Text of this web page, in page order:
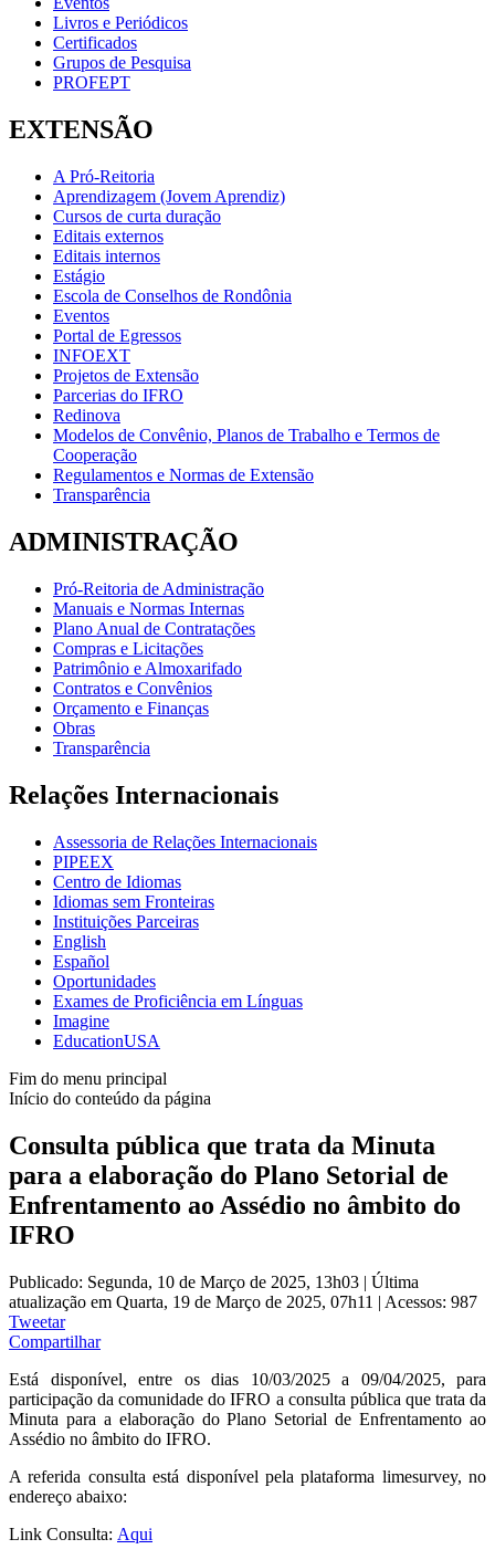
Livros e Periódicos
Certificados
Grupos de Pesquisa
PROFEPT
EXTENSÃO
A Pró-Reitoria
Aprendizagem (Jovem Aprendiz)
Cursos de curta duração
Editais externos
Editais internos
Estágio
Escola de Conselhos de Rondônia
Eventos
Portal de Egressos
INFOEXT
Projetos de Extensão
Parcerias do IFRO
Redinova
Modelos de Convênio, Planos de Trabalho e Termos de
Cooperação
Regulamentos e Normas de Extensão
Transparência
ADMINISTRAÇÃO
Pró-Reitoria de Administração
Manuais e Normas Internas
Plano Anual de Contratações
Compras e Licitações
Patrimônio e Almoxarifado
Contratos e Convênios
Orçamento e Finanças
Obras
Transparência
Relações Internacionais
Assessoria de Relações Internacionais
PIPEEX
Centro de Idiomas
Idiomas sem Fronteiras
Instituições Parceiras
English
Español
Oportunidades
Exames de Proficiência em Línguas
Imagine
EducationUSA
Fim do menu principal
Início do conteúdo da página
Consulta pública que trata da Minuta
para a elaboração do Plano Setorial de
Enfrentamento ao Assédio no âmbito do
IFRO
Publicado: Segunda, 10 de Março de 2025, 13h03 | Última
atualização em Quarta, 19 de Março de 2025, 07h11 | Acessos: 987
Tweetar
Compartilhar
Está disponível, entre os dias 10/03/2025 a 09/04/2025, para
participação da comunidade do IFRO a consulta pública que trata da
Minuta para a elaboração do Plano Setorial de Enfrentamento ao
Assédio no âmbito do IFRO.
A referida consulta está disponível pela plataforma limesurvey, no
endereço abaixo:
Link Consulta: Aqui